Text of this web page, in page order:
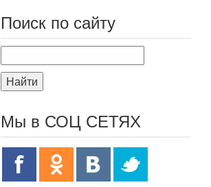
Поиск по сайту
Найти
Мы в СОЦ СЕТЯХ